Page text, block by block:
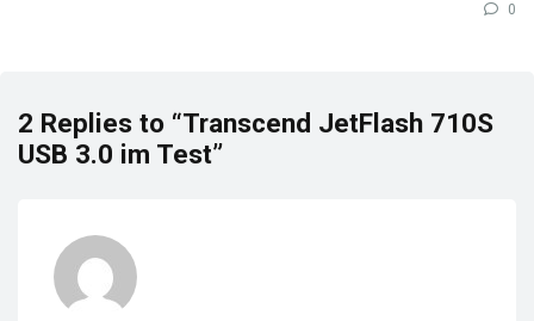
0
2 Replies to “Transcend JetFlash 710S
USB 3.0 im Test”